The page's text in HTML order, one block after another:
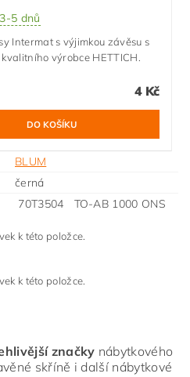
5 dnů
Intermat s výjimkou závěsu s
výrobce HETTICH.
4 Kč
BLUM
černá
70T3504 TO-AB 1000 ONS
k této položce.
k této položce.
značky nábytkového
skříně i další nábytkové